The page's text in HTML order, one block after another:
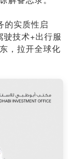
的实质性启
技术+出行服
，拉开全球化